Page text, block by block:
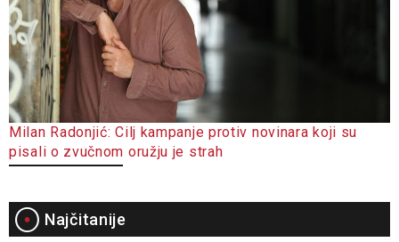
Milan Radonjić: Cilj kampanje protiv novinara koji su
pisali o zvučnom oružju je strah
Najčitanije